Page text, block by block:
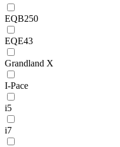
EQB250
EQE43
Grandland X
I-Pace
i5
i7